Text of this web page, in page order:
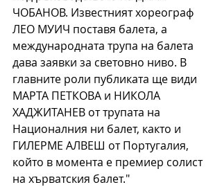
ЧОБАНОВ. Известният хореограф
ЛЕО МУИЧ поставя балета, а
международната трупа на балета
дава заявки за световно ниво. В
главните роли публиката ще види
МАРТА ПЕТКОВА и НИКОЛА
ХАДЖИТАНЕВ от трупата на
Националния ни балет, както и
ГИЛЕРМЕ АЛВЕШ от Португалия,
който в момента е премиер солист
на хърватския балет."